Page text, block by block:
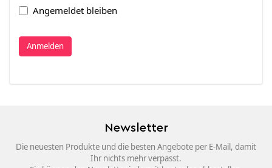
Angemeldet bleiben
Anmelden
Newsletter
Die neuesten Produkte und die besten Angebote per E-Mail, damit
Ihr nichts mehr verpasst.